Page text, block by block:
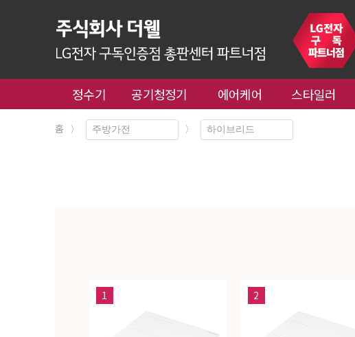
정수기 공기청정기 에어케어 스타일러
홈 〉 〉
1 2